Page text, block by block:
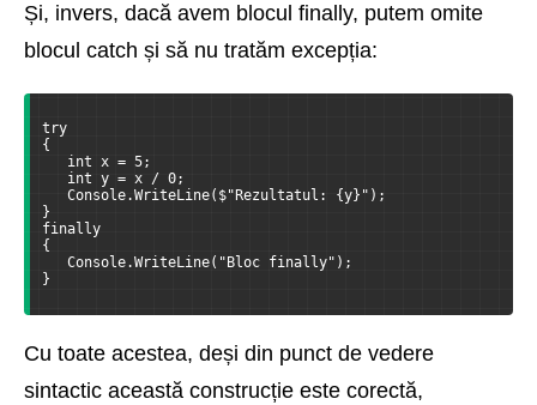
Și, invers, dacă avem blocul finally, putem omite
blocul catch și să nu tratăm excepția:
try
{
int x = 5;
int y = x / 0;
Console.WriteLine($"Rezultatul: {y}");
}
finally
{
Console.WriteLine("Bloc finally");
}
Cu toate acestea, deși din punct de vedere
sintactic această construcție este corectă,